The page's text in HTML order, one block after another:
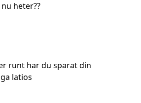
heter??
runt har du sparat din
latios